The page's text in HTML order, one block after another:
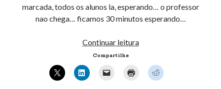
marcada, todos os alunos la, esperando… o professor
nao chega… ficamos 30 minutos esperando…
Continuar leituraPegadinhas
Compartilhe